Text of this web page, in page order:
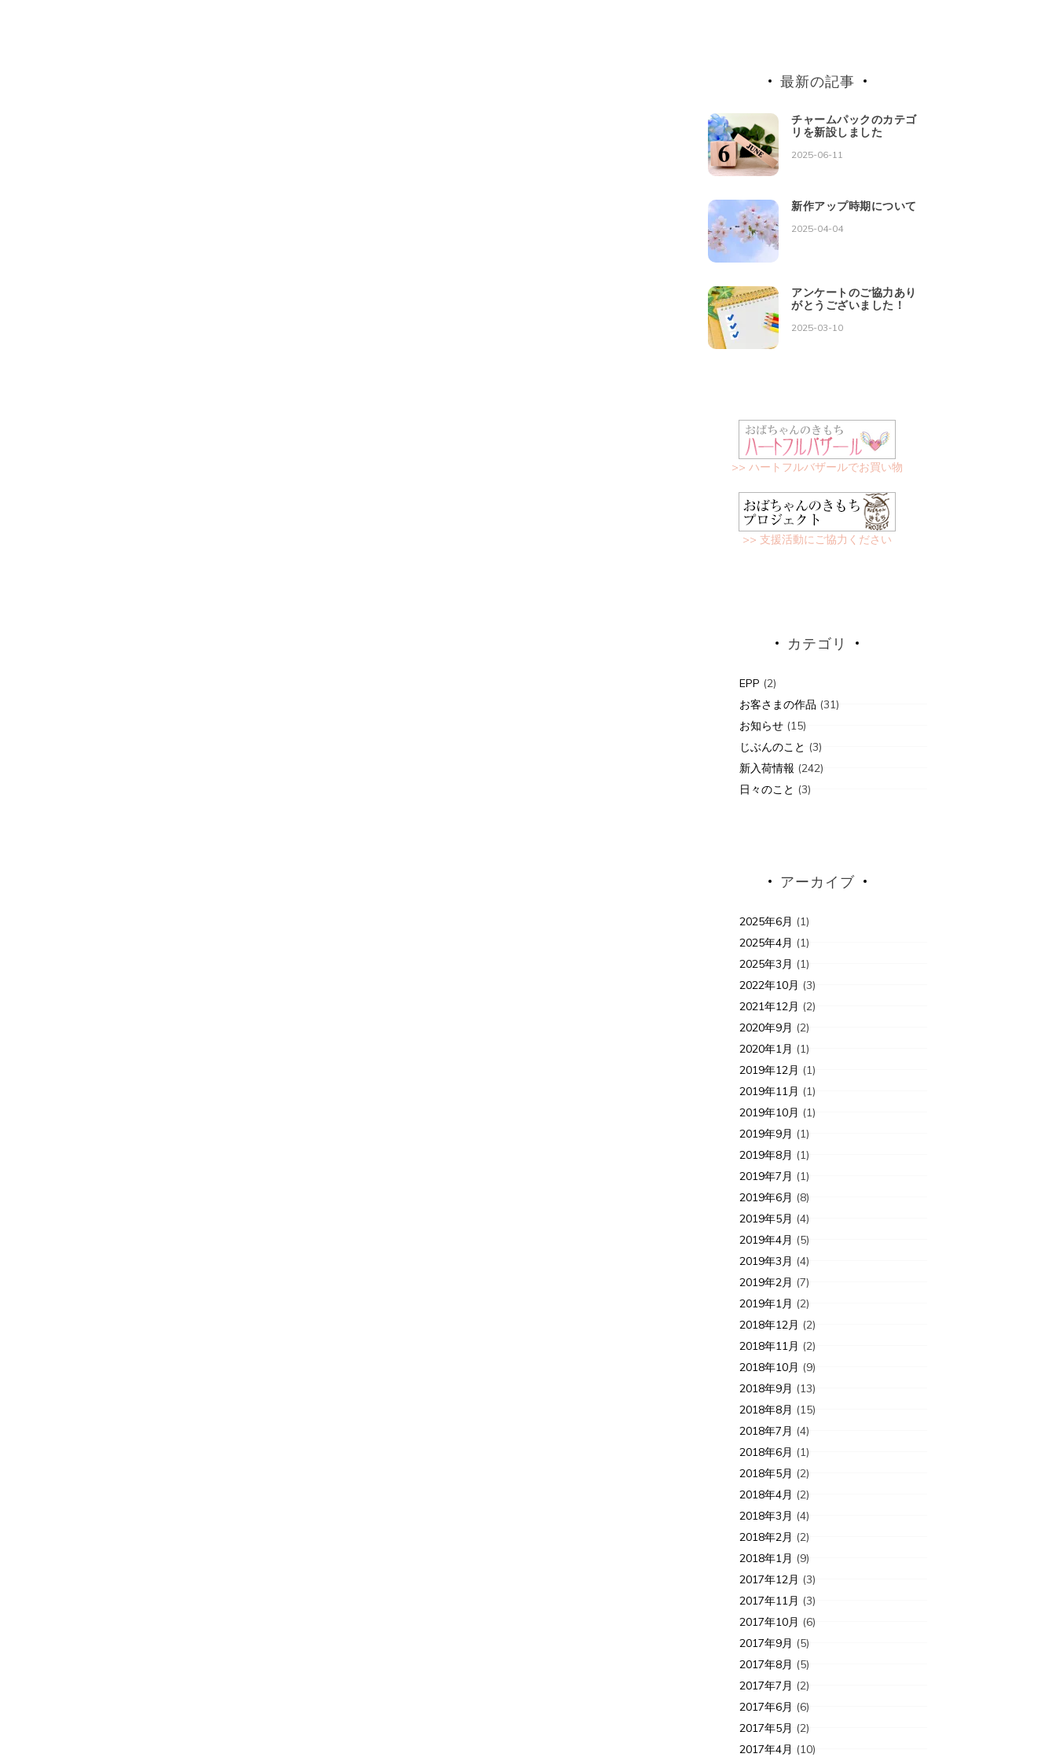
最新の記事
チャームパックのカテゴ
リを新設しました
2025-06-11
新作アップ時期について
2025-04-04
アンケートのご協力あり
がとうございました！
2025-03-10
>> ハートフルバザールでお買い物
>> 支援活動にご協力ください
カテゴリ
EPP (2)
お客さまの作品 (31)
お知らせ (15)
じぶんのこと (3)
新入荷情報 (242)
日々のこと (3)
アーカイブ
2025年6月 (1)
2025年4月 (1)
2025年3月 (1)
2022年10月 (3)
2021年12月 (2)
2020年9月 (2)
2020年1月 (1)
2019年12月 (1)
2019年11月 (1)
2019年10月 (1)
2019年9月 (1)
2019年8月 (1)
2019年7月 (1)
2019年6月 (8)
2019年5月 (4)
2019年4月 (5)
2019年3月 (4)
2019年2月 (7)
2019年1月 (2)
2018年12月 (2)
2018年11月 (2)
2018年10月 (9)
2018年9月 (13)
2018年8月 (15)
2018年7月 (4)
2018年6月 (1)
2018年5月 (2)
2018年4月 (2)
2018年3月 (4)
2018年2月 (2)
2018年1月 (9)
2017年12月 (3)
2017年11月 (3)
2017年10月 (6)
2017年9月 (5)
2017年8月 (5)
2017年7月 (2)
2017年6月 (6)
2017年5月 (2)
2017年4月 (10)